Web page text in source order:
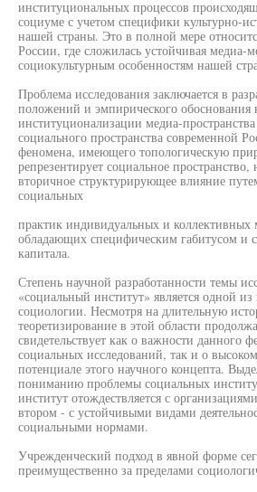
институциональных процессов
социуме с учетом специфики культурно-
нашей страны. Это в полной мере
России, где сложилась устойчивая медиа-
социокультурным особенностям нашей
Проблема исследования заключается в
положений и эмпирического обоснования
институционализации медиа-
социального пространства современной
феномена, имеющего топологическую
репрезентирует социальное
вторичное структурирующее влияние
социальных
практик индивидуальных и коллективных
обладающих специфическим габитусом и
капитала.
Степень научной разработанности темы
«социальный институт» является одной
социологии. Несмотря на длительную
теоретизирование в этой области
свидетельствует как о важности данного
социальных исследований, так и о
потенциале этого научного концепта.
пониманию проблемы социальных
институт отождествляется с
втором - с устойчивыми видами
социальными нормами.
Учрежденческий подход в явной форме
преимущественно за пределами